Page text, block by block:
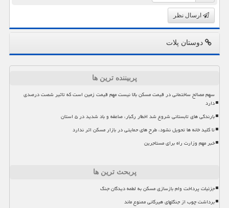
ارسال نظر
دوستان پلات
پربیننده ترین ها
سهم مصالح ساختمانی در قیمت مسکن بالا نیست مهم قیمت زمین است که تاثیر شصت درصدی
دارد
بارندگی های تابستانی شروع شد اخطار رگبار، صاعقه و باد شدید در ۵ استان
تا کلید خانه ها تحویل نشود، طرح های حمایتی در بازار مسکن اثر ندارد
خبر مهم وزارت راه برای مستاجرین
پربحث ترین ها
جزئیات پرداخت وام بازسازی مسکن به لطمه دیدگان جنگ
برداشت چوب از جنگلهای هیرکانی ممنوع ماند